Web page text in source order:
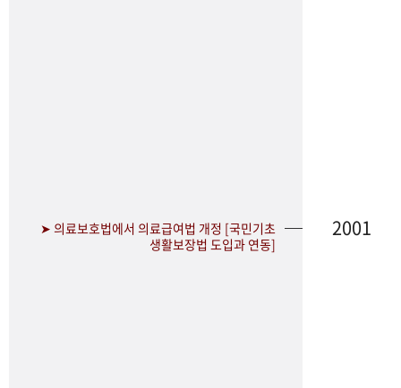
➤ 의료보호법에서 의료급여법 개정 [국민기초
생활보장법 도입과 연동]
2001